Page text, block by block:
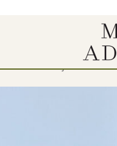
Tacna sa činijom